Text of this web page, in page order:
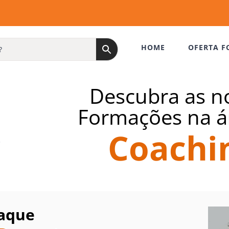
HOME OFERTA
Descubra as
Formações na